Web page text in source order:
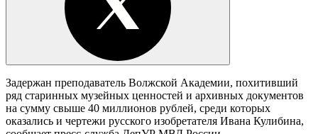
Задержан преподаватель Волжской Академии, похитивший
ряд старинных музейных ценностей и архивных документов
на сумму свыше 40 миллионов рублей, среди которых
оказались и чертежи русского изобретателя Ивана Кулибина,